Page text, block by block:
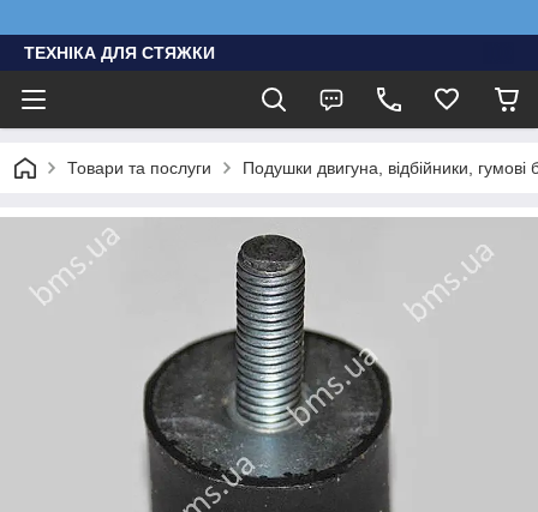
ТЕХНІКА ДЛЯ СТЯЖКИ
Товари та послуги Подушки двигуна, відбійники,